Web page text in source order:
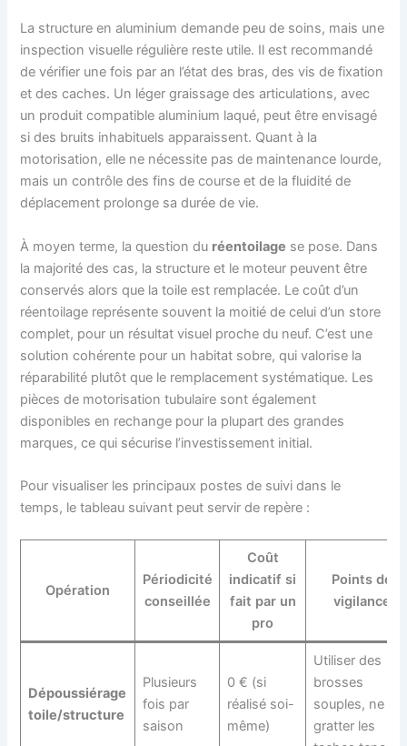
La structure en aluminium demande peu de soins, mais une
inspection visuelle régulière reste utile. Il est recommandé
de vérifier une fois par an l’état des bras, des vis de fixation
et des caches. Un léger graissage des articulations, avec
un produit compatible aluminium laqué, peut être envisagé
si des bruits inhabituels apparaissent. Quant à la
motorisation, elle ne nécessite pas de maintenance lourde,
mais un contrôle des fins de course et de la fluidité de
déplacement prolonge sa durée de vie.
À moyen terme, la question du réentoilage se pose. Dans
la majorité des cas, la structure et le moteur peuvent être
conservés alors que la toile est remplacée. Le coût d’un
réentoilage représente souvent la moitié de celui d’un store
complet, pour un résultat visuel proche du neuf. C’est une
solution cohérente pour un habitat sobre, qui valorise la
réparabilité plutôt que le remplacement systématique. Les
pièces de motorisation tubulaire sont également
disponibles en rechange pour la plupart des grandes
marques, ce qui sécurise l’investissement initial.
Pour visualiser les principaux postes de suivi dans le
temps, le tableau suivant peut servir de repère :
Opération
Périodicité
conseillée
Coût
indicatif si
fait par un
pro
Points de
vigilance
Dépoussiérage
toile/structure
Plusieurs
fois par
saison
0 € (si
réalisé soi-
même)
Utiliser des
brosses
souples, ne
gratter les